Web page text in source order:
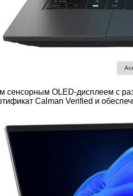
OLED-дисплеем с
Calman Verified и